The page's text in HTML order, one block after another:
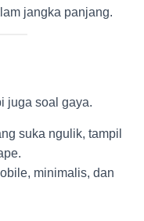
jangka panjang.
juga soal gaya.
suka ngulik, tampil
minimalis, dan